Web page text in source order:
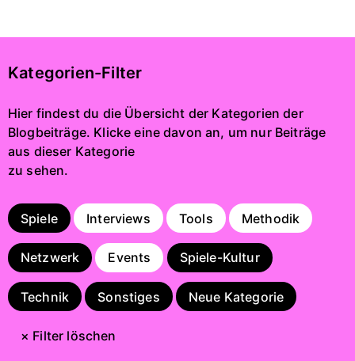
Kategorien-Filter
Hier findest du die Übersicht der Kategorien der
Blogbeiträge. Klicke eine davon an, um nur Beiträge
aus dieser Kategorie
zu sehen.
Spiele Interviews Tools Methodik
Netzwerk Events Spiele-Kultur
Technik Sonstiges Neue Kategorie
× Filter löschen